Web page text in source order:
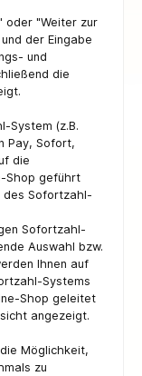
oder "Weiter zur
der Eingabe
und
die
System (z.B.
Pay, Sofort,
die
Shop geführt
des Sofortzahl-
Sofortzahl-
Auswahl bzw.
Ihnen auf
Systems
Shop geleitet
angezeigt.
Möglichkeit,
zu